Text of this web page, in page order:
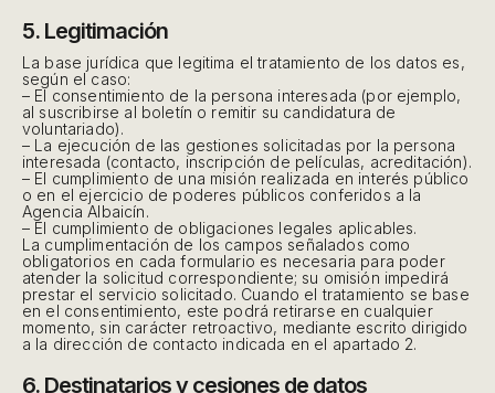
5. Legitimación
La base jurídica que legitima el tratamiento de los datos es,
según el caso:
– El consentimiento de la persona interesada (por ejemplo,
al suscribirse al boletín o remitir su candidatura de
voluntariado).
– La ejecución de las gestiones solicitadas por la persona
interesada (contacto, inscripción de películas, acreditación).
– El cumplimiento de una misión realizada en interés público
o en el ejercicio de poderes públicos conferidos a la
Agencia Albaicín.
– El cumplimiento de obligaciones legales aplicables.
La cumplimentación de los campos señalados como
obligatorios en cada formulario es necesaria para poder
atender la solicitud correspondiente; su omisión impedirá
prestar el servicio solicitado. Cuando el tratamiento se base
en el consentimiento, este podrá retirarse en cualquier
momento, sin carácter retroactivo, mediante escrito dirigido
a la dirección de contacto indicada en el apartado 2.
6. Destinatarios y cesiones de datos